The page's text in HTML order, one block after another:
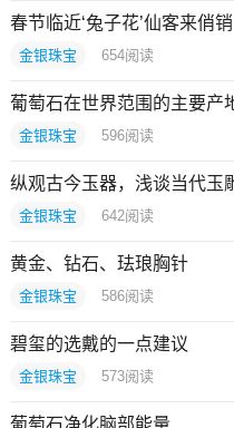
春节临近‘兔子花’仙客来俏销
金银珠宝 654阅读
葡萄石在世界范围的主要产
金银珠宝 596阅读
纵观古今玉器，浅谈当代玉
金银珠宝 642阅读
黄金、钻石、珐琅胸针
金银珠宝 586阅读
碧玺的选戴的一点建议
金银珠宝 573阅读
葡萄石净化脑部能量